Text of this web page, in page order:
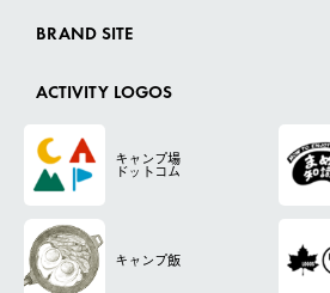
BRAND SITE
ACTIVITY LOGOS
キャンプ場
ドットコム
キャンプ飯